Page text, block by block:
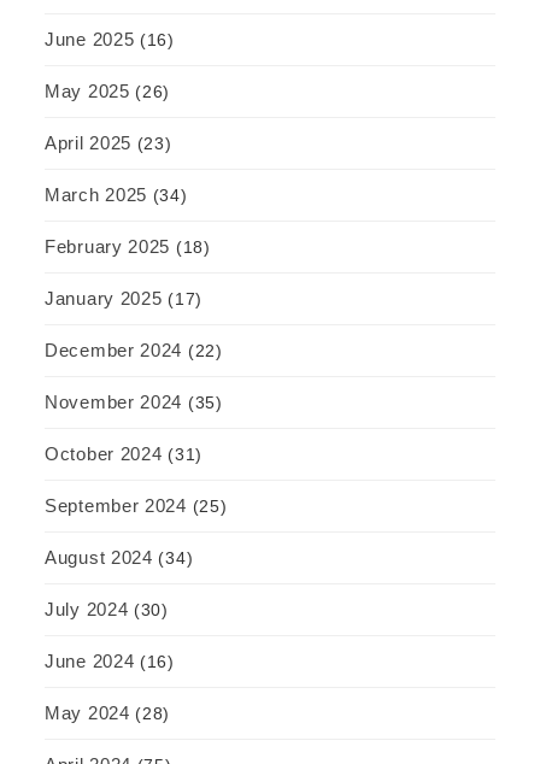
June 2025 (16)
May 2025 (26)
April 2025 (23)
March 2025 (34)
February 2025 (18)
January 2025 (17)
December 2024 (22)
November 2024 (35)
October 2024 (31)
September 2024 (25)
August 2024 (34)
July 2024 (30)
June 2024 (16)
May 2024 (28)